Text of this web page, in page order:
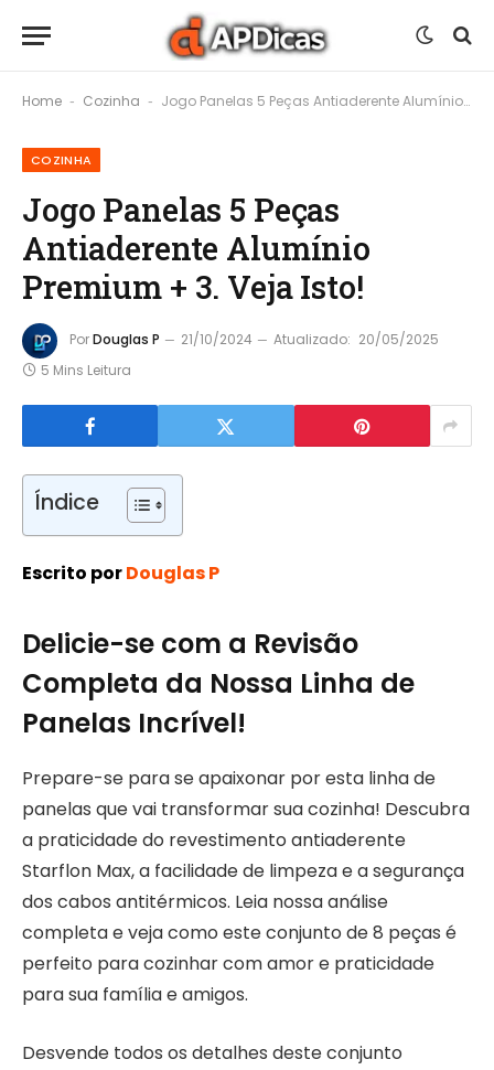
Home - Cozinha - Jogo Panelas 5 Peças Antiaderente Alumínio Premium + 3. Veja Isto!
COZINHA
Jogo Panelas 5 Peças
Antiaderente Alumínio
Premium + 3. Veja Isto!
PorDouglas P 21/10/2024 Atualizado: 20/05/2025
5 Mins Leitura
Índice
Escrito porDouglas P
Delicie-se com a Revisão
Completa da Nossa Linha de
Panelas Incrível!
Prepare-se para se apaixonar por esta linha de
panelas que vai transformar sua cozinha! Descubra
a praticidade do revestimento antiaderente
Starflon Max, a facilidade de limpeza e a segurança
dos cabos antitérmicos. Leia nossa análise
completa e veja como este conjunto de 8 peças é
perfeito para cozinhar com amor e praticidade
para sua família e amigos.
Desvende todos os detalhes deste conjunto